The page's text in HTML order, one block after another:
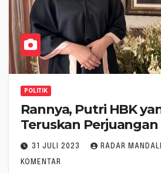
POLITIK
Rannya, Putri HBK
Teruskan Perjuangan
31 JULI 2023 RADAR
KOMENTAR